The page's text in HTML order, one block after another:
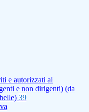
e autorizzati ai
e non dirigenti) (da
39